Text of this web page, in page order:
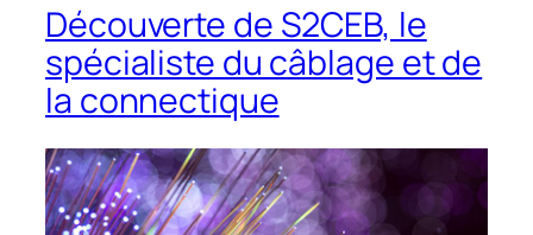
Découverte de S2CEB, le
spécialiste du câblage et de
la connectique